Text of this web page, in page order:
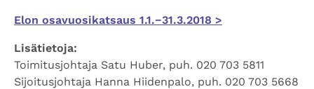
Elon osavuosikatsaus 1.1.−31.3.2018 >
Lisätietoja:
Toimitusjohtaja Satu Huber, puh. 020 703 5811
Sijoitusjohtaja Hanna Hiidenpalo, puh. 020 703 5668